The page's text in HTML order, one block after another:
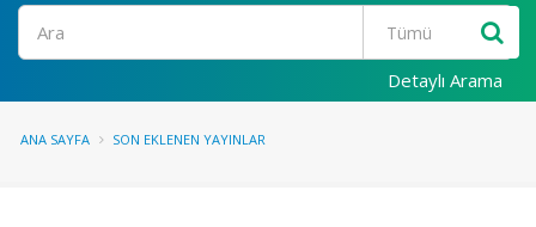
Ara
Detaylı Arama
ANA SAYFA SON EKLENEN YAYINLAR